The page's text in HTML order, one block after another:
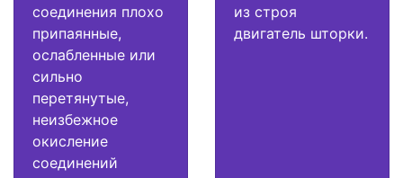
соединения плохо
припаянные,
ослабленные или
сильно
перетянутые,
неизбежное
окисление
соединений
из строя
двигатель шторки.